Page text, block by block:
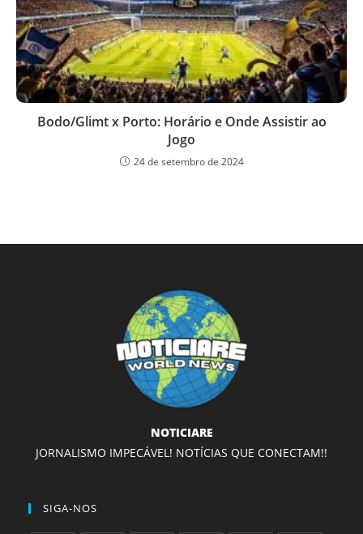
Bodo/Glimt x Porto: Horário e Onde Assistir ao
Jogo
24 de setembro de 2024
NOTICIARE
JORNALISMO IMPECÁVEL! NOTÍCIAS QUE CONECTAM!!
SIGA-NOS